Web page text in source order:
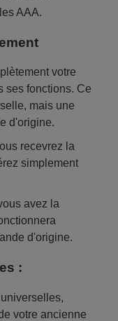
AAA.
votre
ses fonctions. Ce
mais une
d'origine.
recevrez la
simplement
avez la
d'origine.
:
votre ancienne